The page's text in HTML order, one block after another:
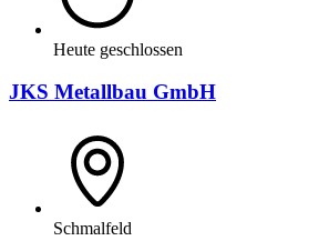
Heute geschlossen
JKS Metallbau GmbH
Schmalfeld